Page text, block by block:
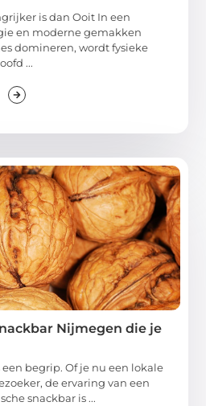
is dan Ooit In een
en moderne gemakken
domineren, wordt fysieke
...
Nijmegen die je
begrip. Of je nu een lokale
de ervaring van een
snackbar is ...